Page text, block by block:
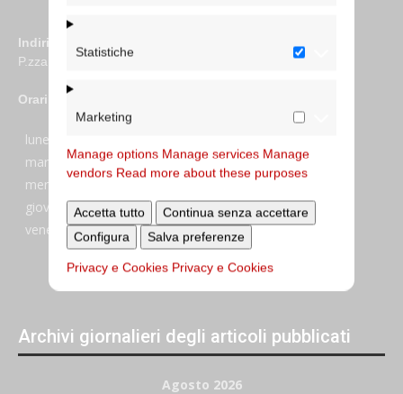
Statistiche
Marketing
Manage options Manage services Manage
vendors Read more about these purposes
Accetta tutto
Continua senza accettare
Configura
Salva preferenze
Privacy e Cookies Privacy e Cookies
Indirizzo
P.zza S. Giovanni in Laterano 6 00184 Roma
Orari
lunedi:
martedi:
7:45–13:15 e 14:00-17:30
mercoledi:
7:45–13:15 e 14:00-17:30
giovedi:
7:45–13:45
venerdi:
7:45–13:45
Archivi giornalieri degli articoli pubblicati
Agosto 2026